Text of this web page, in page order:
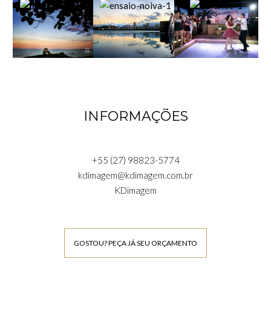
INFORMAÇÕES
+55 (27) 98823-5774
kdimagem@kdimagem.com.br
KDimagem
GOSTOU? PEÇA JÁ SEU ORÇAMENTO